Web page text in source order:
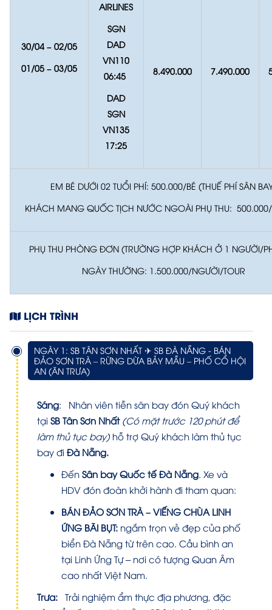
30/04 – 02/05
01/05 – 03/05
AIRLINES
SGN
DAD
VN110
06:45
DAD
SGN
VN135
17:25
8.490.000 7.490.000
EM BÉ DƯỚI 02 TUỔI PHÍ: 500.000/BÉ (THUẾ PHÍ SÂN
KHÁCH MANG QUỐC TỊCH NƯỚC NGOÀI PHỤ THU:
PHỤ THU PHÒNG ĐƠN (TRƯỜNG HỢP KHÁCH Ở 1 NGƯỜI/
NGÀY THƯỜNG: 1.500.000/NGƯỜI/TOUR
LỊCH TRÌNH
NGÀY 1: SB TÂN SƠN NHẤT ✈ SB ĐÀ NẴNG - BÁN
ĐẢO SƠN TRÀ – RỪNG DỪA BẢY MẪU – PHỐ CỔ HỘI
AN (ĂN TRƯA)
Sáng: Nhân viên tiễn sân bay đón Quý khách
tại SB Tân Sơn Nhất (Có mặt trước 120 phút để
làm thủ tục bay) hỗ trợ Quý khách làm thủ tục
bay đi Đà Nẵng.
Đến Sân bay Quốc tế Đà Nẵng. Xe và
HDV đón đoàn khởi hành đi tham quan:
BÁN ĐẢO SƠN TRÀ – VIẾNG CHÙA LINH
ỨNG BÃI BỤT: ngắm trọn vẻ đẹp của phố
biển Đà Nẵng từ trên cao. Cầu bình an
tại Linh Ứng Tự – nơi có tượng Quan Âm
cao nhất Việt Nam.
Trưa: Trải nghiệm ẩm thực địa phương, đặc